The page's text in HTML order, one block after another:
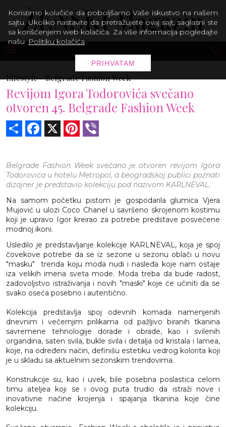
Lifestyle -Belgrade Fashion Week
Revijom Igora Todorovića svečano
otvoren 45. Belgrade Fashion Week
Share Facebook Pinterest
Belgrade Fashion Week svečano je otvoren revijom Igora
Todorovića u hotelu Metropol, a beogradskoj publici poznati
dizajner je predstavio kolekciju pod nazivom KARLNEVAL.
Na samom početku pistom je gospodarila glumica Vjera
Mujović u ulozi Coco Chanel u savršeno skrojenom kostimu
koji je upravo Igor kreirao za potrebe predstave posvećene
modnoj ikoni.
Usledilo je predstavljanje kolekcije KARLNEVAL, koja je spoj
čovekove potrebe da se iz sezone u sezonu oblači u novu
"masku" trenda koju moda nudi i nasleđa koje nam ostaje
iza velikih imena sveta mode. Moda treba da bude radost,
zadovoljstvo istraživanja i novih "maski" koje će učiniti da se
svako oseća posebno i autentično.
Kolekcija predstavlja spoj odevnih komada namenjenih
dnevnim i večernjim prilikama od pažljivo biranih tkanina
savremene tehnologije dorade i obrade, kao i svilenih
organdina, saten svila, bukle svila i detalja od kristala i lamea,
koje, na određeni način, definišu estetiku vedrog kolorita koji
je u skladu sa aktuelnim sezonskim trendovima.
Konstrukcije su, kao i uvek, bile posebna poslastica celom
timu ateljea koji se i ovog puta trudio da istraži nove i
inovativne načine krojenja i spajanja tkanina koje čine
kolekciju.
Koristimo kolačiće da poboljšamo Vaše iskustvo na našem
sajtu. Ukoliko nastavite da pretražujete ovaj sajt, saglasni ste
sa korišćenjem web kolačića. Za više informacija pogledajte
našu Politiku kolačića .
PRIHVATAM